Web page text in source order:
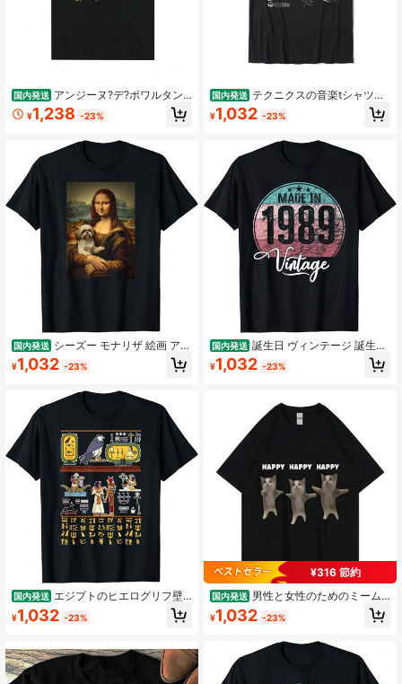
国内発送 アンジーヌ?デ?ポワルタン
Tシャツ ソフトコットン ロックバン
ド アルバムアート グラフィックプリ
ィース メンズ レディース ラウンド
ネック トップス レディース.jpg
¥1,238 -23%
国内発送 シーズー モナリザ 絵画 アー
ト 犬 ママ お父さん Tシャツ
¥1,032 -23%
国内発送 エジプトのヒエログリフ壁
画 エジプト Tシャツ
¥1,032 -23%
国内発送 テクニクスの音楽tシャツト
ップスtシャツクリスマス日無地カミ
ーサ綿男性トップtシャツクラシック
¥1,032 -23%
国内発送 誕生日 ヴィンテージ 誕生日
年 1989 誕生日 誕生日 T シャツ
¥1,032 -23%
¥316 節約
国内発送 男性と女性のためのミーム
半袖Tシャツ, 楽しい, かわいい猫, グ
ラフィック, ハッピーダンス, カジュ
¥1,032 -23%